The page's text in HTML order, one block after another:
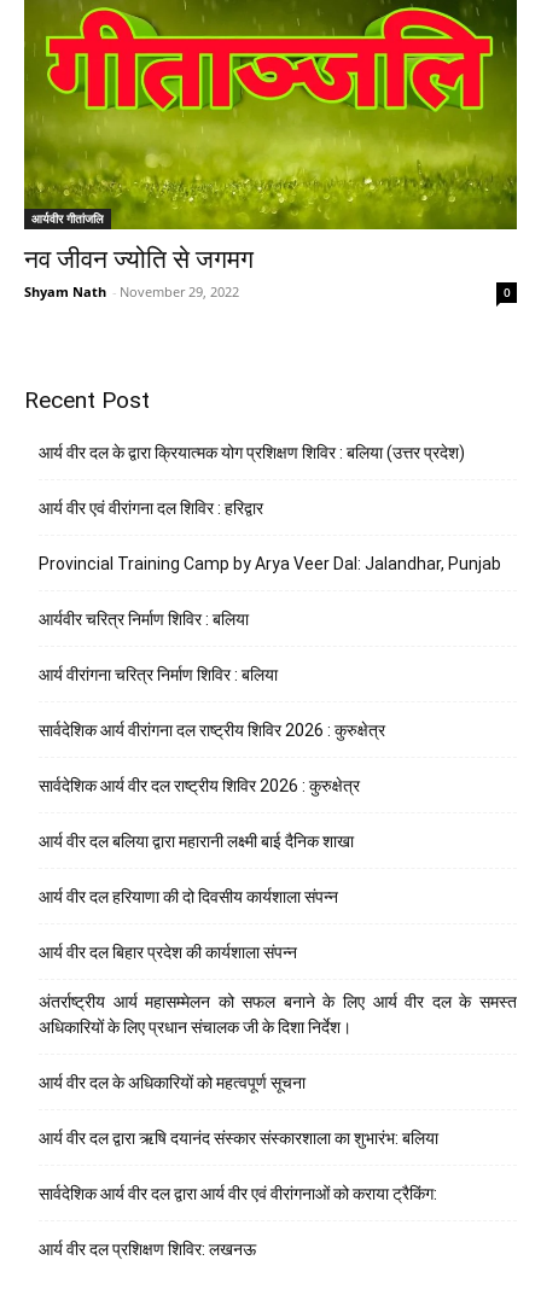
आर्यवीर गीतांजलि
नव जीवन ज्योति से जगमग
Shyam Nath - November 29, 2022 0
Recent Post
आर्य वीर दल के द्वारा क्रियात्मक योग प्रशिक्षण शिविर : बलिया (उत्तर प्रदेश)
आर्य वीर एवं वीरांगना दल शिविर : हरिद्वार
Provincial Training Camp by Arya Veer Dal: Jalandhar, Punjab
आर्यवीर चरित्र निर्माण शिविर : बलिया
आर्य वीरांगना चरित्र निर्माण शिविर : बलिया
सार्वदेशिक आर्य वीरांगना दल राष्ट्रीय शिविर 2026 : कुरुक्षेत्र
सार्वदेशिक आर्य वीर दल राष्ट्रीय शिविर 2026 : कुरुक्षेत्र
आर्य वीर दल बलिया द्वारा महारानी लक्ष्मी बाई दैनिक शाखा
आर्य वीर दल हरियाणा की दो दिवसीय कार्यशाला संपन्न
आर्य वीर दल बिहार प्रदेश की कार्यशाला संपन्न
अंतर्राष्ट्रीय आर्य महासम्मेलन को सफल बनाने के लिए आर्य वीर दल के समस्त
अधिकारियों के लिए प्रधान संचालक जी के दिशा निर्देश।
आर्य वीर दल के अधिकारियों को महत्वपूर्ण सूचना
आर्य वीर दल द्वारा ऋषि दयानंद संस्कार संस्कारशाला का शुभारंभ: बलिया
सार्वदेशिक आर्य वीर दल द्वारा आर्य वीर एवं वीरांगनाओं को कराया ट्रैकिंग:
आर्य वीर दल प्रशिक्षण शिविर: लखनऊ